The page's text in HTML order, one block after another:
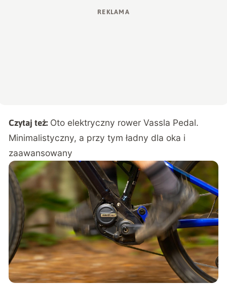
Czytaj też: Oto elektryczny rower Vassla Pedal.
Minimalistyczny, a przy tym ładny dla oka i
zaawansowany